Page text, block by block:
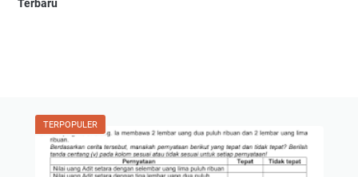
Terbaru
TERPOPULER